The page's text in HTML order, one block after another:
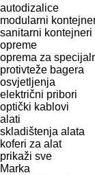
autodizalice
modularni
sanitarni kontejneri
opreme
oprema za
protivteže bagera
osvjetljenja
električni pribori
optički kablovi
alati
skladištenja alata
koferi za alat
prikaži sve
Marka